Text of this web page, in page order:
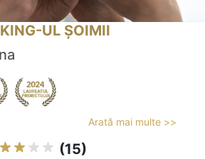
UL ȘOIMII
Arată mai multe >>
(15)